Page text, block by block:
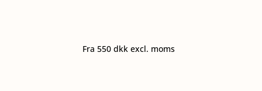
Fra 550 dkk excl. moms